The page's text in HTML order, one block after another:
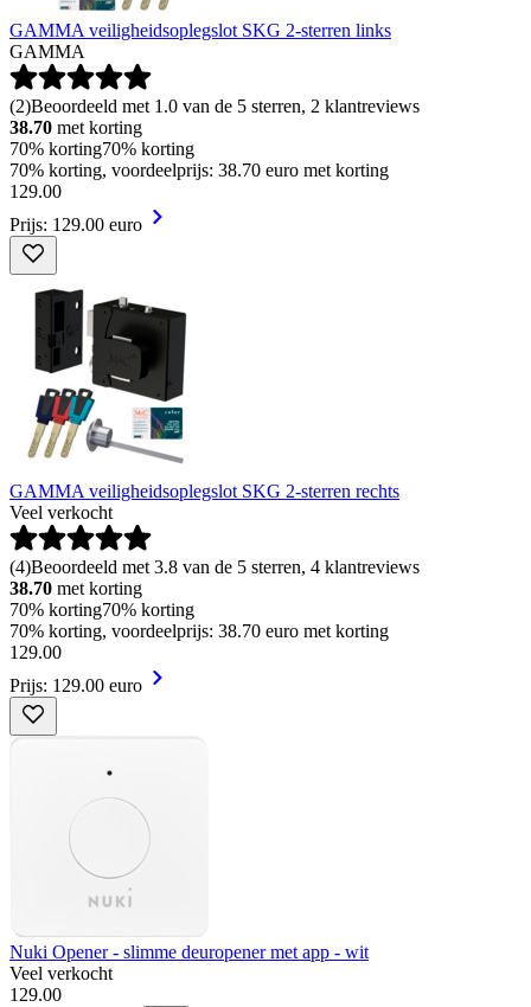
GAMMA veiligheidsoplegslot SKG 2-sterren links
GAMMA
(2)Beoordeeld met 1.0 van de 5 sterren, 2 klantreviews
38.70 met korting
70% korting70% korting
70% korting, voordeelprijs: 38.70 euro met korting
129.00
Prijs: 129.00 euro
GAMMA veiligheidsoplegslot SKG 2-sterren rechts
Veel verkocht
(4)Beoordeeld met 3.8 van de 5 sterren, 4 klantreviews
38.70 met korting
70% korting70% korting
70% korting, voordeelprijs: 38.70 euro met korting
129.00
Prijs: 129.00 euro
Nuki Opener - slimme deuropener met app - wit
Veel verkocht
129.00